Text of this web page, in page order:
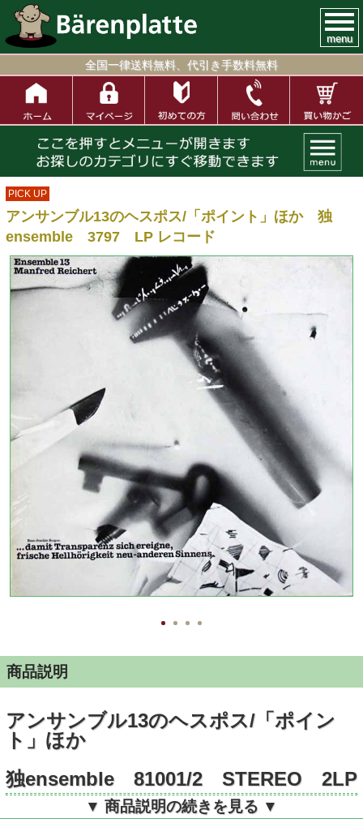
menu
全国一律送料無料、代引き手数料無料
PICK UP
アンサンブル13のヘスポス/「ポイント」ほか 独
ensemble 3797 LP レコード
商品説明
アンサンブル13のヘスポス/「ポイン
ト」ほか
独ensemble 81001/2 STEREO 2LP
▼ 商品説明の続きを見る ▼